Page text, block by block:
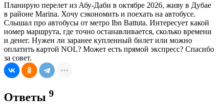
Планирую перелет из Абу-Даби в октябре 2026, живу в Дубае
в районе Marina. Хочу сэкономить и поехать на автобусе.
Слышал про автобусы от метро Ibn Battuta. Интересует какой
номер маршрута, где точно останавливается, сколько времени
и денег. Нужен ли заранее купленный билет или можно
оплатить картой NOL? Может есть прямой экспресс? Спасибо
за совет.
Ответы 9